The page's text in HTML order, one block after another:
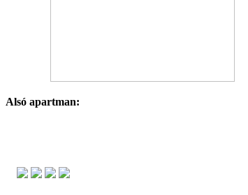
Alsó apartman: